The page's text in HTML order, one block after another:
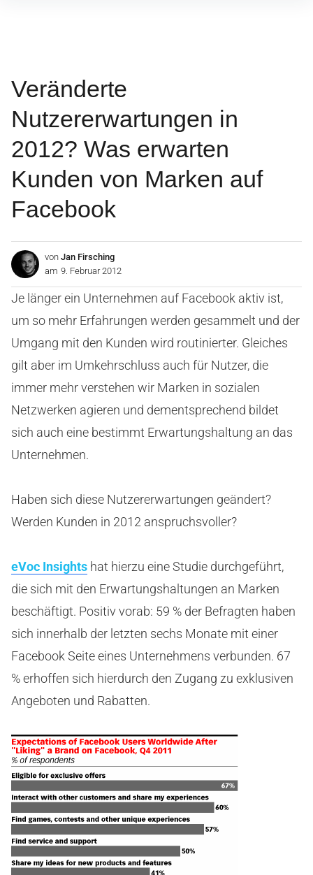
Veränderte
Nutzererwartungen in
2012? Was erwarten
Kunden von Marken auf
Facebook
von Jan Firsching
am 9. Februar 2012
Je länger ein Unternehmen auf Facebook aktiv ist,
um so mehr Erfahrungen werden gesammelt und der
Umgang mit den Kunden wird routinierter. Gleiches
gilt aber im Umkehrschluss auch für Nutzer, die
immer mehr verstehen wir Marken in sozialen
Netzwerken agieren und dementsprechend bildet
sich auch eine bestimmt Erwartungshaltung an das
Unternehmen.
Haben sich diese Nutzererwartungen geändert?
Werden Kunden in 2012 anspruchsvoller?
eVoc Insights hat hierzu eine Studie durchgeführt,
die sich mit den Erwartungshaltungen an Marken
beschäftigt. Positiv vorab: 59 % der Befragten haben
sich innerhalb der letzten sechs Monate mit einer
Facebook Seite eines Unternehmens verbunden. 67
% erhoffen sich hierdurch den Zugang zu exklusiven
Angeboten und Rabatten.